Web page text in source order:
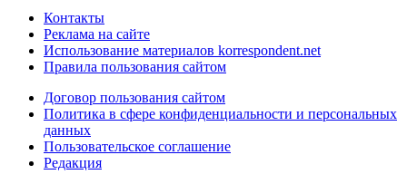
Контакты
Реклама на сайте
Использование материалов korrespondent.net
Правила пользования сайтом
Договор пользования сайтом
Политика в сфере конфиденциальности и персональных
данных
Пользовательское соглашение
Редакция